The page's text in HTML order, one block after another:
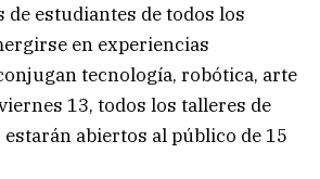
estudiantes de todos los
en experiencias
tecnología, robótica, arte
13, todos los talleres de
abiertos al público de 15